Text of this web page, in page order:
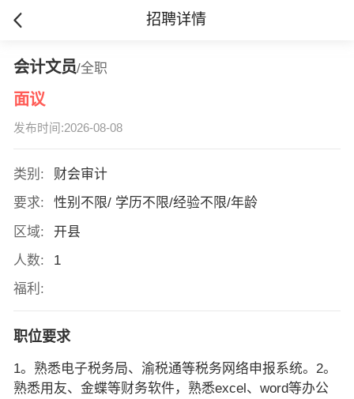
招聘详情
会计文员/全职
面议
发布时间:2026-08-08
类别:
财会审计
要求:
性别不限/ 学历不限/经验不限/年龄
区域:
开县
人数:
1
福利:
职位要求
1。熟悉电子税务局、渝税通等税务网络申报系统。2。
熟悉用友、金蝶等财务软件，熟悉excel、word等办公